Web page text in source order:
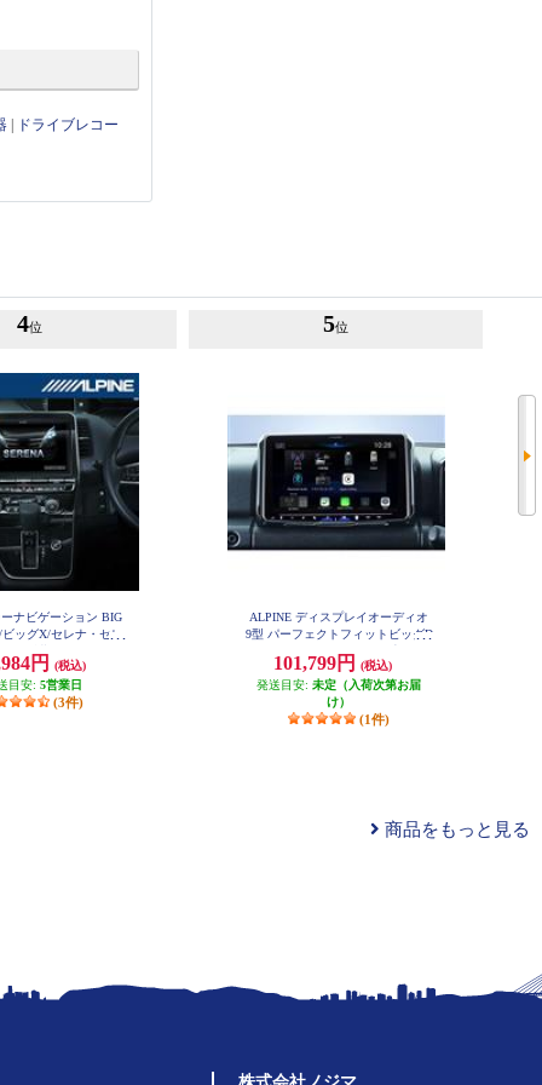
ドライブレコー
4位
ナビゲーション BIG
ッグX/セレナ・セレ
SE-27-L-AM
円
(税込)
目安: 5営業日
(3件)
5位
ALPINE ディスプレイオーディオ
9型 パーフェクトフィットビッグD
droidAuto AppleCarPlay PF9DA-JI-6
4
101,799円
(税込)
発送目安: 未定（入荷次第お届
け）
(1件)
商品をもっと見る